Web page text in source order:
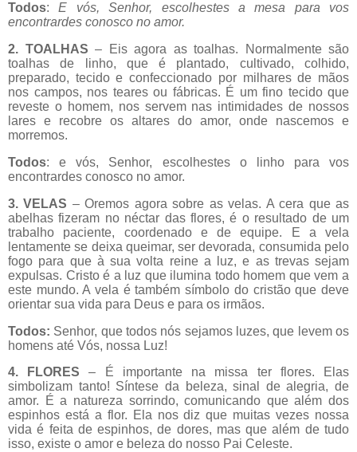
Todos:E vós, Senhor, escolhestes a mesa para vos
encontrardes conosco no amor.
2. TOALHAS – Eis agora as toalhas. Normalmente são
toalhas de linho, que é plantado, cultivado, colhido,
preparado, tecido e confeccionado por milhares de mãos
nos campos, nos teares ou fábricas. É um fino tecido que
reveste o homem, nos servem nas intimidades de nossos
lares e recobre os altares do amor, onde nascemos e
morremos.
Todos: e vós, Senhor, escolhestes o linho para vos
encontrardes conosco no amor.
3. VELAS – Oremos agora sobre as velas. A cera que as
abelhas fizeram no néctar das flores, é o resultado de um
trabalho paciente, coordenado e de equipe. E a vela
lentamente se deixa queimar, ser devorada, consumida pelo
fogo para que à sua volta reine a luz, e as trevas sejam
expulsas. Cristo é a luz que ilumina todo homem que vem a
este mundo. A vela é também símbolo do cristão que deve
orientar sua vida para Deus e para os irmãos.
Todos: Senhor, que todos nós sejamos luzes, que levem os
homens até Vós, nossa Luz!
4. FLORES– É importante na missa ter flores. Elas
simbolizam tanto! Síntese da beleza, sinal de alegria, de
amor. É a natureza sorrindo, comunicando que além dos
espinhos está a flor. Ela nos diz que muitas vezes nossa
vida é feita de espinhos, de dores, mas que além de tudo
isso, existe o amor e beleza do nosso Pai Celeste.